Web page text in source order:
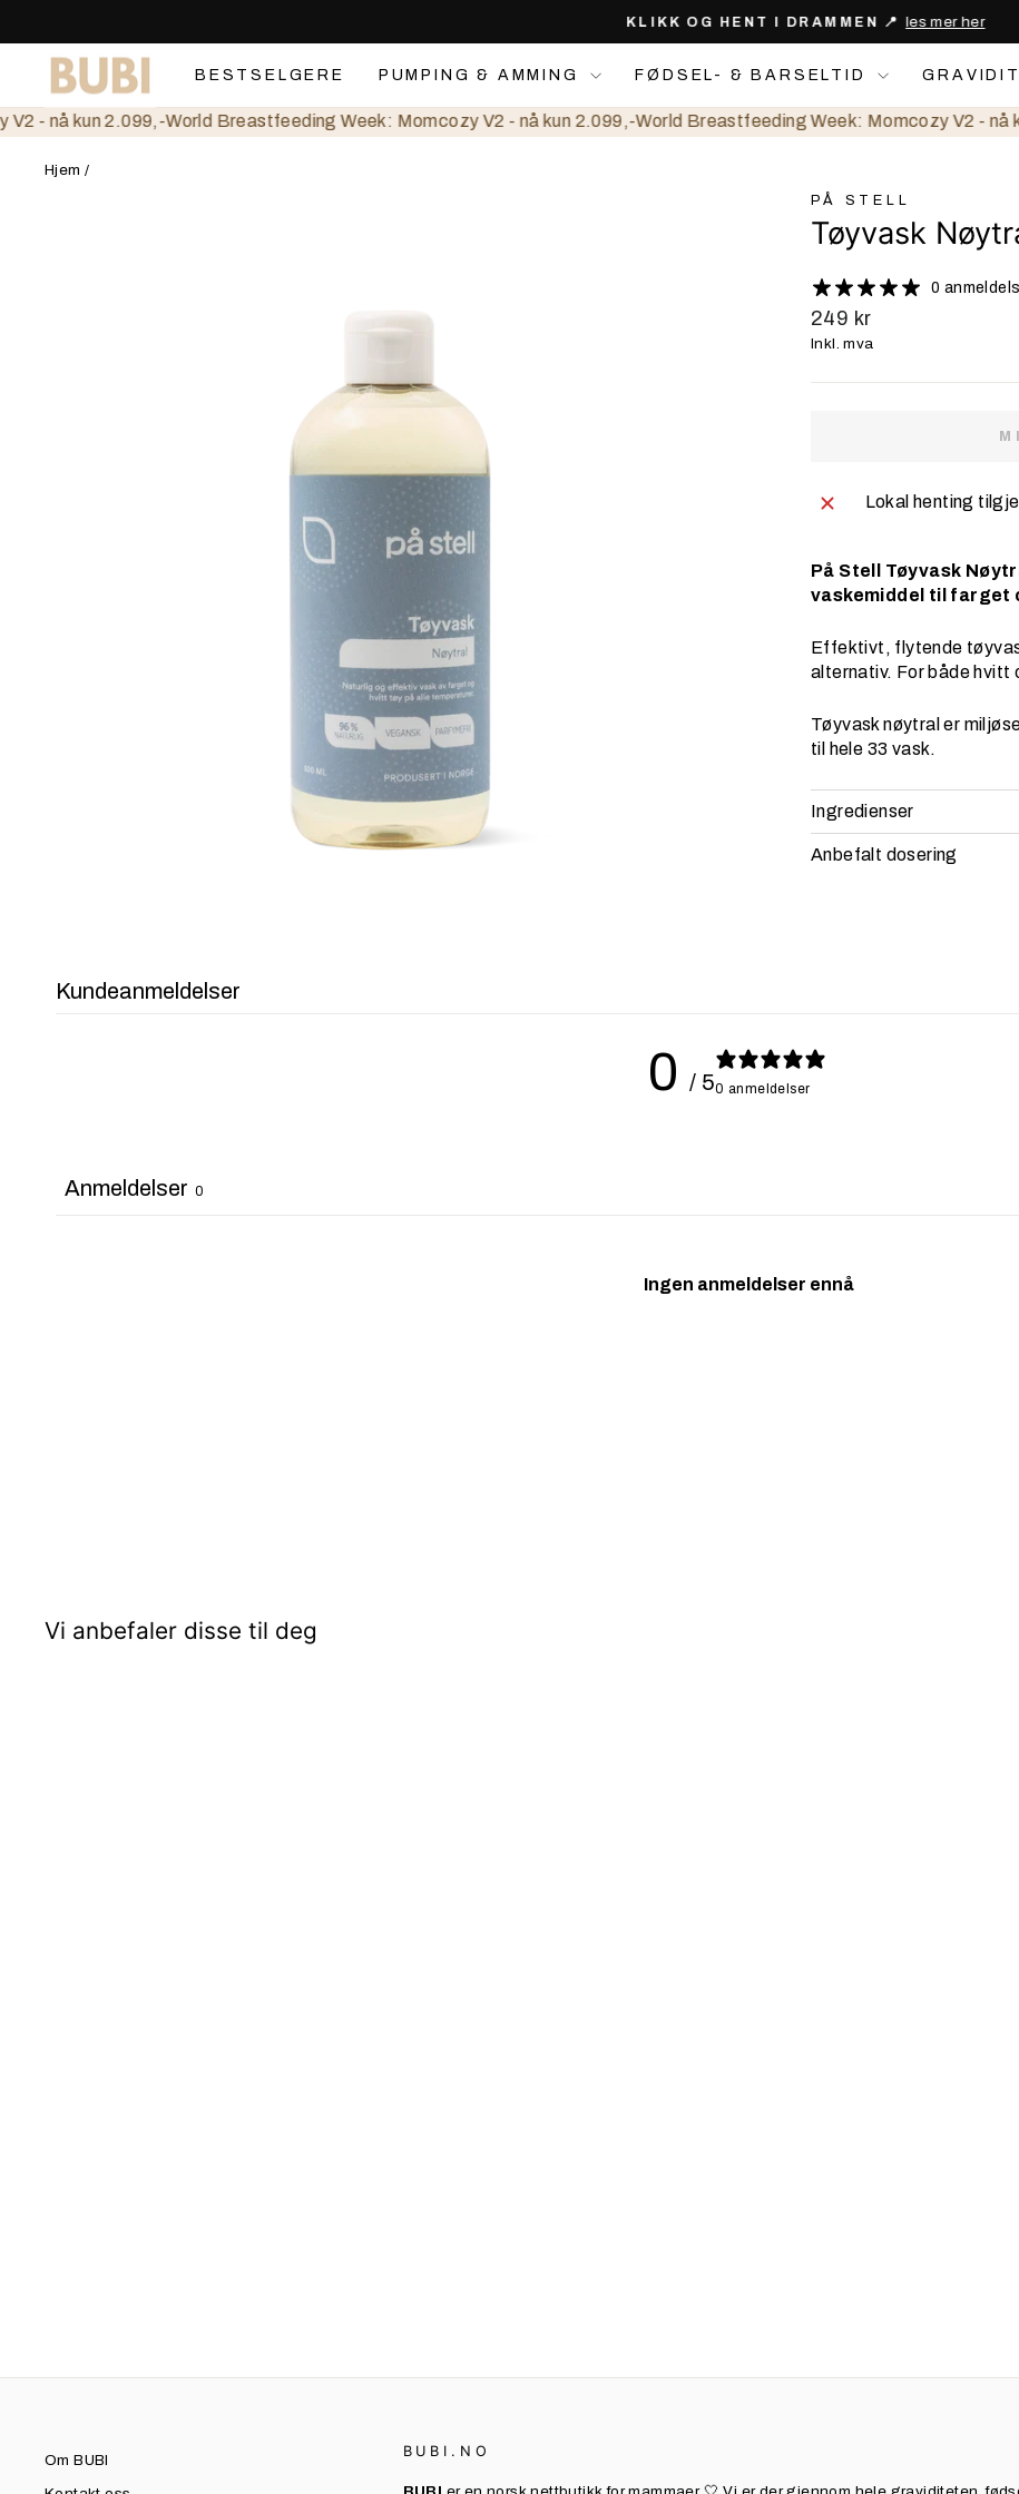
innholdet
Pause
slideshow
KLIKK OG HENT I DRAMMEN 📍 les mer her
BESTSELGERE PUMPING & AMMING FØDSEL- & BARSELTID
- nå kun 2.099,-World Breastfeeding Week: Momcozy V2 - nå kun 2.099,-World Breastfeeding Week: Momcozy V2 - nå
Hjem /
PÅ STELL
P
S
t
e
l
Tøyvask
0
Ordinærpris
249 kr
Inkl. mva
Lokal henting
På Stell Tøyvask
vaskemiddel til farget
Effektivt, flytende
alternativ. For både hvitt
Tøyvask nøytral er
til hele 33 vask.
Ingredienser
Anbefalt dosering
Kundeanmeldelser
0 / 50 anmeldelser
Anmeldelser 0
Ingen anmeldelser ennå
Vi anbefaler disse til deg
Om BUBI
BUBI.NO